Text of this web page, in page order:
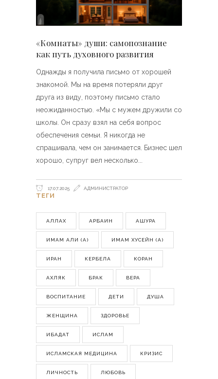
«Комнаты» души: самопознание
как путь духовного развития
Однажды я получила письмо от хорошей
знакомой. Мы на время потеряли друг
друга из виду, поэтому письмо стало
неожиданностью. «Мы с мужем дружили со
школы. Он сразу взял на себя вопрос
обеспечения семьи. Я никогда не
спрашивала, чем он занимается. Бизнес шел
хорошо, супруг вел несколько
17.07.2025 АДМИНИСТРАТОР
ТЕГИ
АЛЛАХ АРБАИН АШУРА
ИМАМ АЛИ (А) ИМАМ ХУСЕЙН (А)
ИРАН КЕРБЕЛА КОРАН
АХЛЯК БРАК ВЕРА
ВОСПИТАНИЕ ДЕТИ ДУША
ЖЕНЩИНА ЗДОРОВЬЕ
ИБАДАТ ИСЛАМ
ИСЛАМСКАЯ МЕДИЦИНА КРИЗИС
ЛИЧНОСТЬ ЛЮБОВЬ